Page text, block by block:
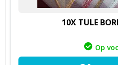
10X TULE
Op